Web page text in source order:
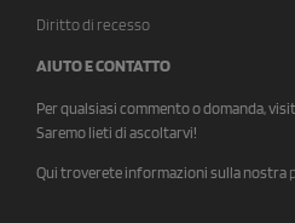
Diritto di recesso
AIUTO E CONTATTO
Per qualsiasi commento o domanda,
Saremo lieti di ascoltarvi!
Qui troverete informazioni sulla nostra